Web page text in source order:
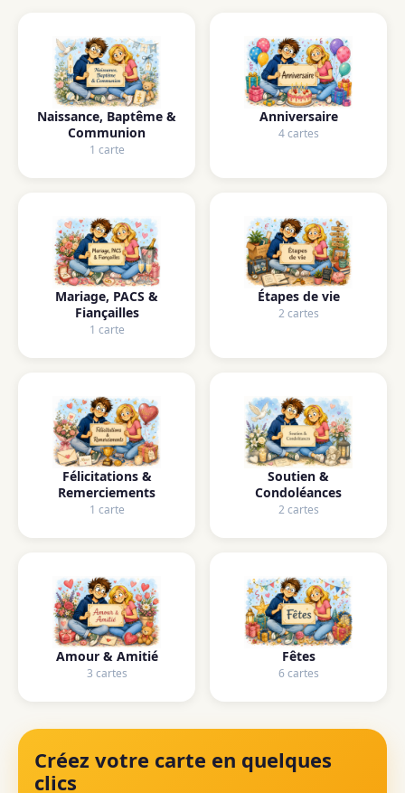
Naissance, Baptême &
Communion
1 carte
Anniversaire
4 cartes
Mariage, PACS &
Fiançailles
1 carte
Étapes de vie
2 cartes
Félicitations &
Remerciements
1 carte
Soutien &
Condoléances
2 cartes
Amour & Amitié
3 cartes
Fêtes
6 cartes
Créez votre carte en quelques
clics